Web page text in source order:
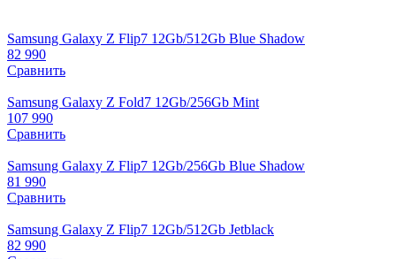
Samsung Galaxy Z Flip7 12Gb/512Gb Blue Shadow
82 990
Сравнить
Samsung Galaxy Z Fold7 12Gb/256Gb Mint
107 990
Сравнить
Samsung Galaxy Z Flip7 12Gb/256Gb Blue Shadow
81 990
Сравнить
Samsung Galaxy Z Flip7 12Gb/512Gb Jetblack
82 990